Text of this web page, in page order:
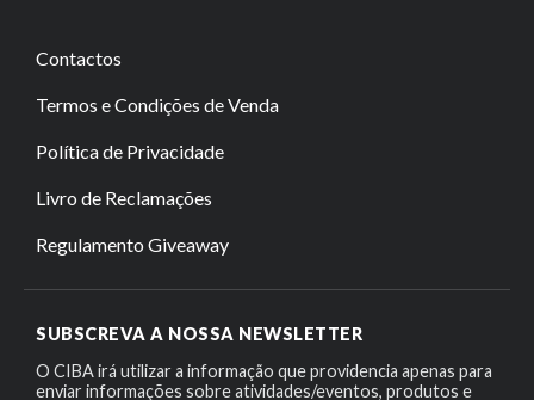
Contactos
Termos e Condições de Venda
Política de Privacidade
Livro de Reclamações
Regulamento Giveaway
SUBSCREVA A NOSSA NEWSLETTER
O CIBA irá utilizar a informação que providencia apenas para
enviar informações sobre atividades/eventos, produtos e